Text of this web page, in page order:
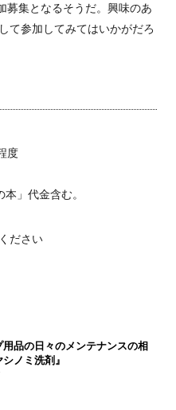
募集となるそうだ。興味のあ
て参加してみてはいかがだろ
度
」代金含む。
ださい
用品の日々のメンテナンスの相
ノミ洗剤』